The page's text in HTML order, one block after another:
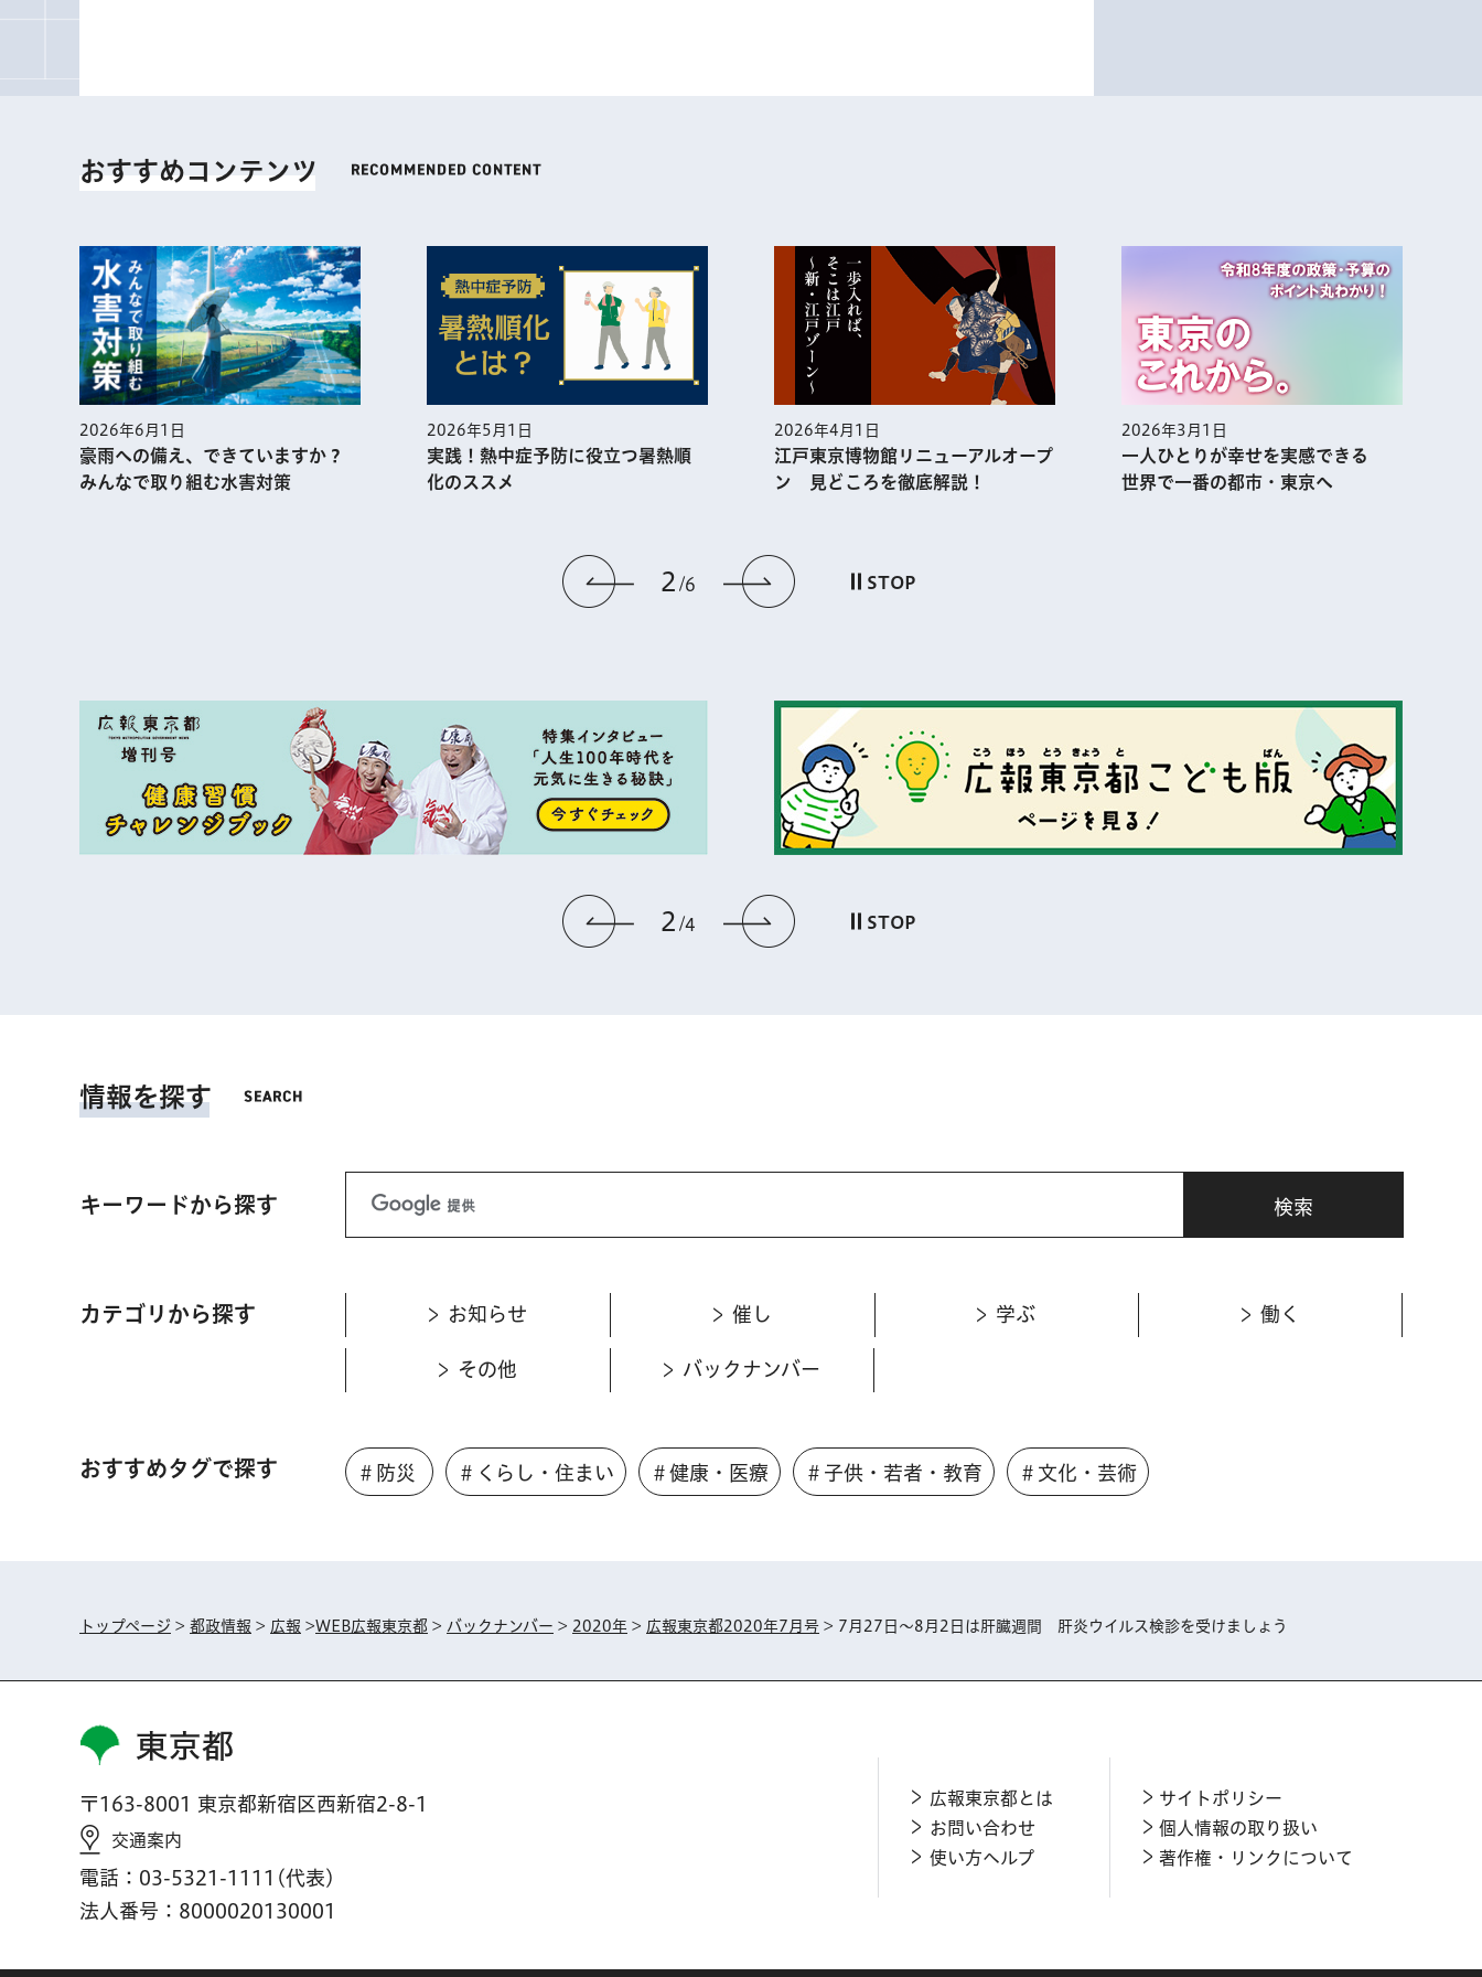
おすすめコンテンツ
前のスライドを表示
2 6 次のスライドを表示
STOP
2026年6月1日
豪雨への備え、できていますか？
みんなで取り組む水害対策
2026年5月1日
実践！熱中症予防に役⽴つ暑熱順
化のススメ
2026年4月1日
江戸東京博物館リニューアルオープ
ン 見どころを徹底解説！
2026年3月1日
一人ひとりが幸せを実感できる
世界で一番の都市・東京へ
前のスライドを表示
2 4 次のスライドを表示
STOP
情報を探す
キーワードから探す
カテゴリから探す お知らせ 催し 学ぶ 働く
その他 バックナンバー
おすすめタグで探す ＃防災 ＃くらし・住まい ＃健康・医療 ＃子供・若者・教育 ＃文化・芸術
トップページ > 都政情報 > 広報 >WEB広報東京都 > バックナンバー > 2020年 > 広報東京都2020年7月号 > 7月27日～8月2日は肝臓週間 肝炎ウイルス検診を受けましょう
東京都
〒163-8001 東京都新宿区西新宿2-8-1
交通案内
電話：03-5321-1111(代表)
法人番号：8000020130001
広報東京都とは
お問い合わせ
使い方ヘルプ
サイトポリシー
個人情報の取り扱い
著作権・リンクについて